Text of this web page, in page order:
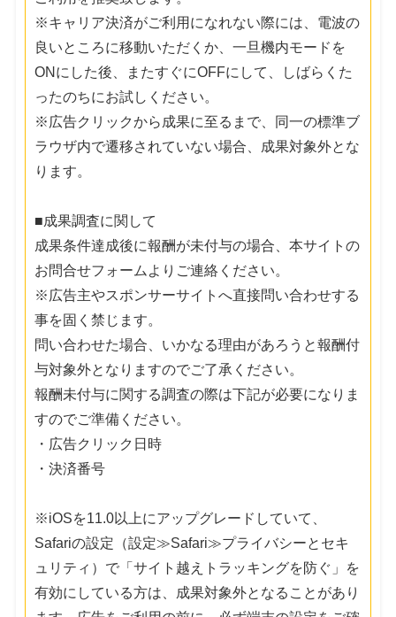
※キャリア決済がご利用になれない際には、電波の
良いところに移動いただくか、一旦機内モードを
ONにした後、またすぐにOFFにして、しばらくた
ったのちにお試しください。
※広告クリックから成果に至るまで、同一の標準ブ
ラウザ内で遷移されていない場合、成果対象外とな
ります。
■成果調査に関して
成果条件達成後に報酬が未付与の場合、本サイトの
お問合せフォームよりご連絡ください。
※広告主やスポンサーサイトへ直接問い合わせする
事を固く禁じます。
問い合わせた場合、いかなる理由があろうと報酬付
与対象外となりますのでご了承ください。
報酬未付与に関する調査の際は下記が必要になりま
すのでご準備ください。
・広告クリック日時
・決済番号
※iOSを11.0以上にアップグレードしていて、
Safariの設定（設定≫Safari≫プライバシーとセキ
ュリティ）で「サイト越えトラッキングを防ぐ」を
有効にしている方は、成果対象外となることがあり